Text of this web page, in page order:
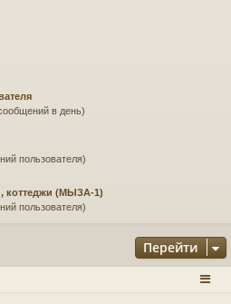
в день)
пользователя)
коттеджи (МЫЗА-1)
пользователя)
Перейти